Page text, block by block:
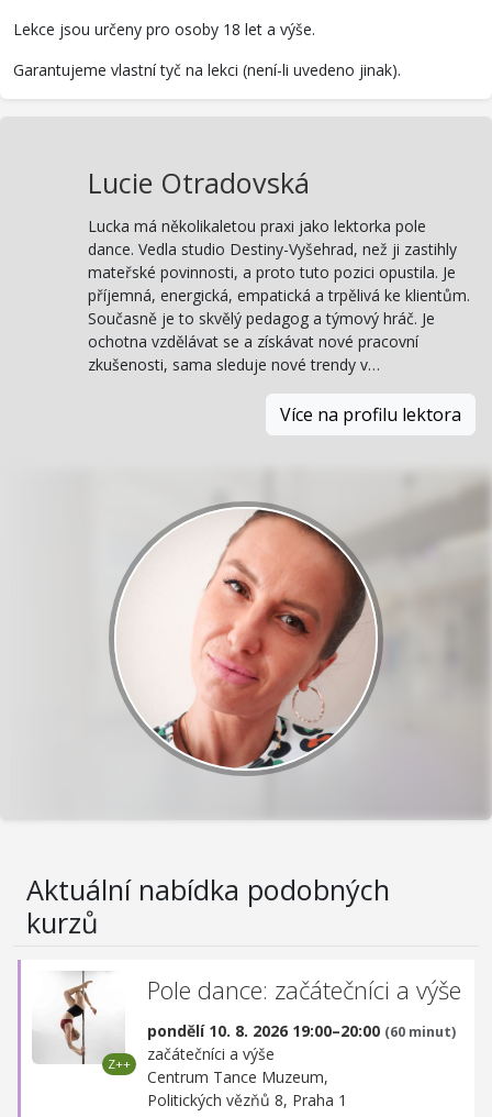
Lekce jsou určeny pro osoby 18 let a výše.
Garantujeme vlastní tyč na lekci (není-li uvedeno jinak).
Lucie Otradovská
Lucka má několikaletou praxi jako lektorka pole
dance. Vedla studio Destiny-Vyšehrad, než ji zastihly
mateřské povinnosti, a proto tuto pozici opustila. Je
příjemná, energická, empatická a trpělivá ke klientům.
Současně je to skvělý pedagog a týmový hráč. Je
ochotna vzdělávat se a získávat nové pracovní
zkušenosti, sama sleduje nové trendy v…
Více na profilu lektora
Aktuální nabídka podobných
kurzů
Pole dance: začátečníci a výše
pondělí 10. 8. 2026 19:00–20:00 (60 minut)
začátečníci a výše
Centrum Tance Muzeum,
Politických vězňů 8, Praha 1